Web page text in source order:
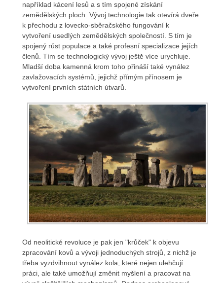
například kácení lesů a s tím spojené získání
zemědělských ploch. Vývoj technologie tak otevírá dveře
k přechodu z lovecko-sběračského fungování k
vytvoření usedlých zemědělských společností. S tím je
spojený růst populace a také profesní specializace jejích
členů. Tím se technologický vývoj ještě více urychluje.
Mladší doba kamenná krom toho přináší také vynález
zavlažovacích systémů, jejichž přímým přínosem je
vytvoření prvních státních útvarů.
Od neolitické revoluce je pak jen "krůček" k objevu
zpracování kovů a vývoji jednoduchých strojů, z nichž je
třeba vyzdvihnout vynález kola, které nejen ulehčují
práci, ale také umožňují změnit myšlení a pracovat na